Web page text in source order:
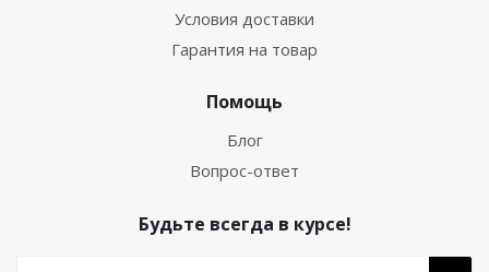
Условия доставки
Гарантия на товар
Помощь
Блог
Вопрос-ответ
Будьте всегда в курсе!